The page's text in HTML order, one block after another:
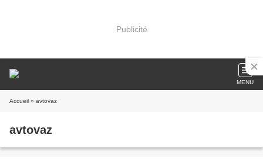
Publicité
MENU
Accueil » avtovaz
avtovaz